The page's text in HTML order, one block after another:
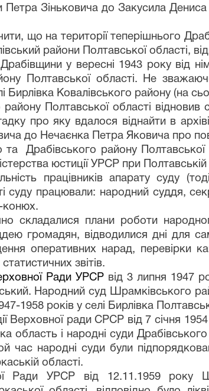
Петра Зіньковича до Закусила
що на території теперішнього
райони Полтавської області,
Драбівщини у вересні 1943 року від
Полтавської області. Не
Бирлівка Ковалівського району (на
Полтавської області
про яку вдалося віднайти в
до Нечаєнка Петра Яковича про
та Драбівського району Полтавської
юстиції УРСР при
працівників апарату суду
суду працювали: народний суддя,
конюх.
складалися плани роботи
громадян, відводилися дні для
оперативних нарад, перевірки
звітів.
Ради УРСРвід 3 липня 1947
Народний суд Шрамківського
1958 років у селі Бирлівка
Верховної ради СРСР від 7 січня
область і народні суди
час народні суди були
області.
Ради УРСР від 12.11.1959 року